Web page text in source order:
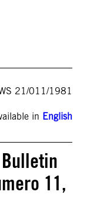
21/011/1981
in English
11,